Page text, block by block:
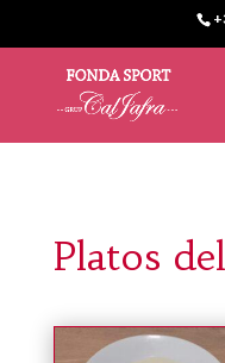
Platos